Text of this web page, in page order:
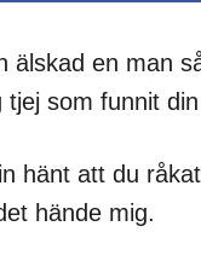
älskad en man
som funnit
hänt att du
hände mig.